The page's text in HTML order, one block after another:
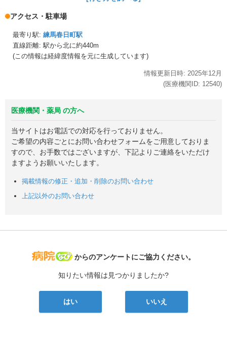
アクセス・駐車場
最寄り駅: 練馬春日町駅
直線距離: 駅から北に約440m
(この情報は経緯度情報を元に生成しています)
情報更新日時: 2025年12月
(医療機関ID: 12540)
医療機関・薬局 の方へ
当サイトはお電話での対応を行っておりません。
ご希望の内容ごとにお問い合わせフォームをご用意しておりま
すので、お手数ではございますが、下記よりご連絡をいただけ
ますようお願いいたします。
掲載情報の修正・追加・削除のお問い合わせ
上記以外のお問い合わせ
病院なび
からのアンケートにご協力ください。
知りたい情報は見つかりましたか?
はい いいえ